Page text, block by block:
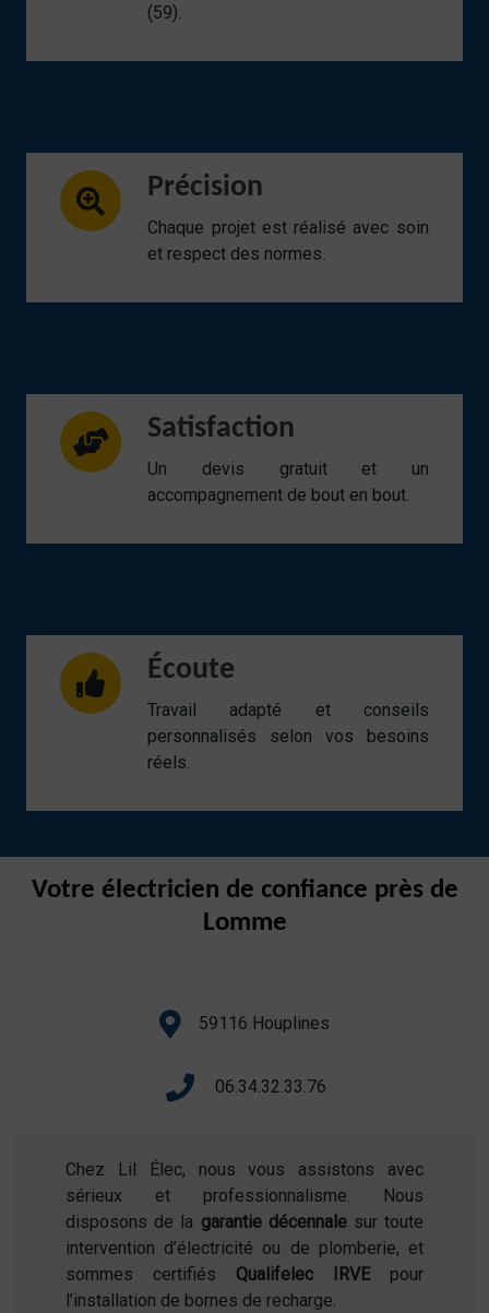
(59).
Précision
Chaque projet est réalisé avec soin
et respect des normes.
Satisfaction
Un devis gratuit et un
accompagnement de bout en bout.
Écoute
Travail adapté et conseils
personnalisés selon vos besoins
réels.
Votre électricien de confiance près de
Lomme
59116 Houplines
06.34.32.33.76
Chez Lil Élec, nous vous assistons avec
sérieux et professionnalisme. Nous
disposons de la garantie décennalesur toute
intervention d’électricité ou de plomberie, et
sommes certifiés Qualifelec IRVEpour
l’installation de bornes de recharge.